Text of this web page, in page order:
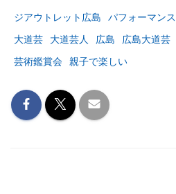
ジアウトレット広島
パフォーマンス
大道芸
大道芸人 広島 広島大道芸
芸術鑑賞会
親子で楽しい